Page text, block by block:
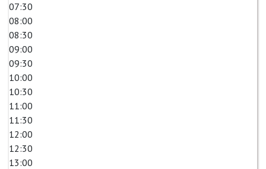
07:30
08:00
08:30
09:00
09:30
10:00
10:30
11:00
11:30
12:00
12:30
13:00